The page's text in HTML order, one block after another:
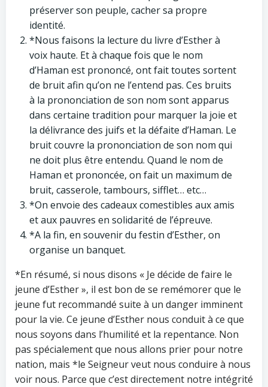
préserver son peuple, cacher sa propre
identité.
*Nous faisons la lecture du livre d’Esther à
voix haute. Et à chaque fois que le nom
d’Haman est prononcé, ont fait toutes sortent
de bruit afin qu’on ne l’entend pas. Ces bruits
à la prononciation de son nom sont apparus
dans certaine tradition pour marquer la joie et
la délivrance des juifs et la défaite d’Haman. Le
bruit couvre la prononciation de son nom qui
ne doit plus être entendu. Quand le nom de
Haman et prononcée, on fait un maximum de
bruit, casserole, tambours, sifflet… etc…
*On envoie des cadeaux comestibles aux amis
et aux pauvres en solidarité de l’épreuve.
*A la fin, en souvenir du festin d’Esther, on
organise un banquet.
*En résumé, si nous disons « Je décide de faire le
jeune d’Esther », il est bon de se remémorer que le
jeune fut recommandé suite à un danger imminent
pour la vie. Ce jeune d’Esther nous conduit à ce que
nous soyons dans l’humilité et la repentance. Non
pas spécialement que nous allons prier pour notre
nation, mais *le Seigneur veut nous conduire à nous
voir nous. Parce que c’est directement notre intégrité